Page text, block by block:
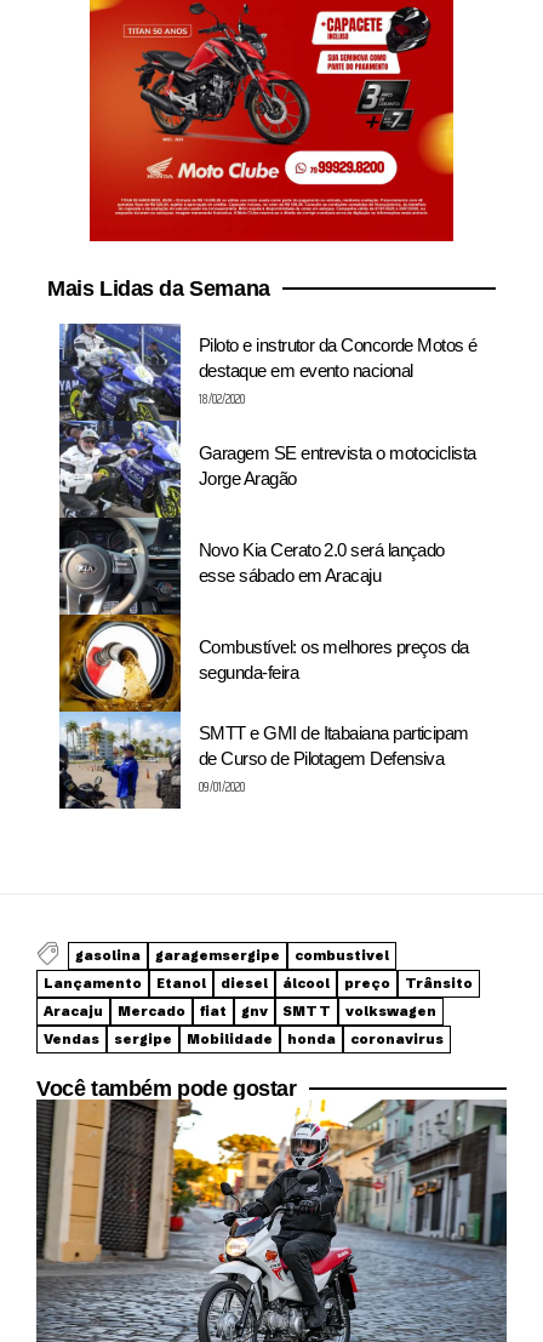
Mais Lidas da Semana
Piloto e instrutor da Concorde Motos é
destaque em evento nacional
18/02/2020
Garagem SE entrevista o motociclista
Jorge Aragão
Novo Kia Cerato 2.0 será lançado
esse sábado em Aracaju
Combustível: os melhores preços da
segunda-feira
SMTT e GMI de Itabaiana participam
de Curso de Pilotagem Defensiva
09/01/2020
gasolina garagemsergipe
combustivel
Lançamento
Etanol diesel álcool preço
Trânsito
Aracaju
Mercado fiat gnv SMTT
volkswagen
Vendas
sergipe Mobilidade honda coronavirus
Você também pode gostar